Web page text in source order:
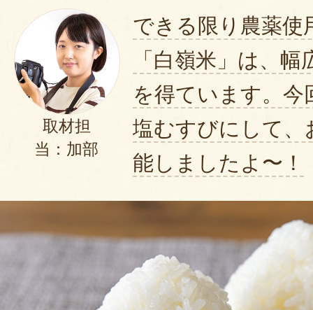
取材担
当：加部
できる限り農薬使
「白嶺米」は、
を得ています。
塩むすびにして、
能しましたよ〜！